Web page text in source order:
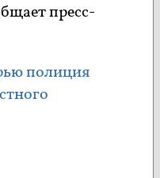
пресс-
полиция